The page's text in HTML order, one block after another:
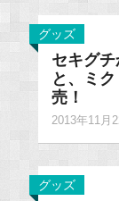
グッズ
セキグ
と、ミ
売！
2013年11月
グッズ